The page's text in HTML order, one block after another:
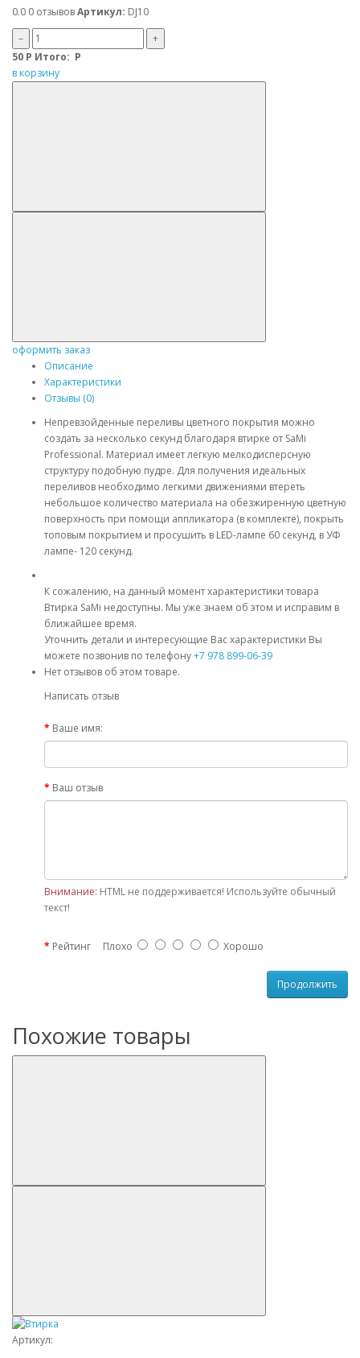
0.0 0 отзывовАртикул: DJ10
–
+
50 Р Итого: Р
в корзину
оформить заказ
Описание
Характеристики
Отзывы (0)
Непревзойденные переливы цветного покрытия можно
создать за несколько секунд благодаря втирке от SaMi
Professional. Материал имеет легкую мелкодисперсную
структуру подобную пудре. Для получения идеальных
переливов необходимо легкими движениями втереть
небольшое количество материала на обезжиренную цветную
поверхность при помощи аппликатора (в комплекте), покрыть
топовым покрытием и просушить в LED-лампе 60 секунд, в УФ
лампе- 120 секунд.
К сожалению, на данный момент характеристики товара
Втирка SaMi недоступны. Мы уже знаем об этом и исправим в
ближайшее время.
Уточнить детали и интересующие Вас характеристики Вы
можете позвонив по телефону+7 978 899-06-39
Нет отзывов об этом товаре.
Написать отзыв
Ваше имя:
Ваш отзыв
Внимание: HTML не поддерживается! Используйте обычный
текст!
Рейтинг Плохо Хорошо
Продолжить
Похожие товары
Артикул: